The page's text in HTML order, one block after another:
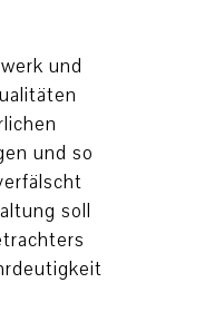
und
und so
soll